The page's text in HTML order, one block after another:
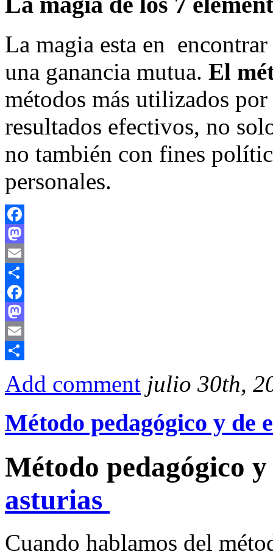
La magia esta en
una ganancia mutua. El
métodos más utilizados
resultados efectivos, no
no también con fines
personales.
Facebook
Mastodon
Email
Compartir
Facebook
Mastodon
Email
Add comment julio 30th,
Método pedagógico y de
Método pedagógico
asturias
Cuando hablamos del